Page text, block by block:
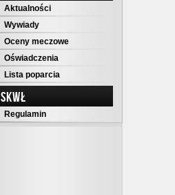
Aktualności
Wywiady
Oceny meczowe
Oświadczenia
Lista poparcia
SKWŁ
Regulamin